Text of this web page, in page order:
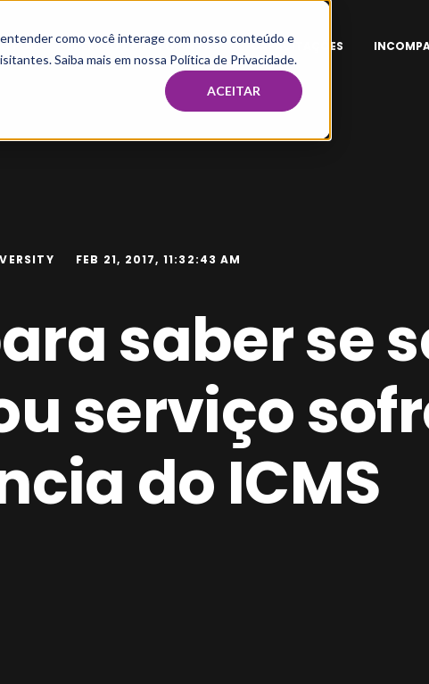
como você interage com nosso conteúdo e
Saiba mais em nossa Política de Privacidade.
ACEITAR
PÓS IMERSÃO E MENTORIA TAX CAPACITAÇÕES
FEB 21, 2017, 11:32:43 AM
saber se
serviço
do ICMS